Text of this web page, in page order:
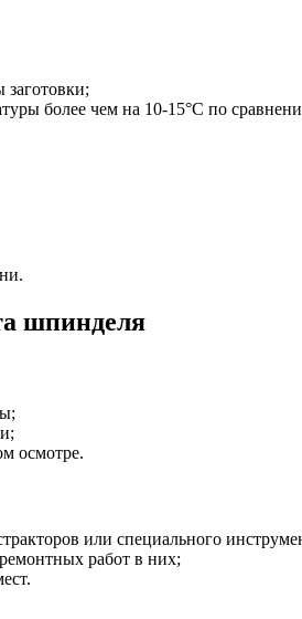
заготовки;
более чем на 10-15°C по
шпинделя
осмотре.
или специального
работ в них;